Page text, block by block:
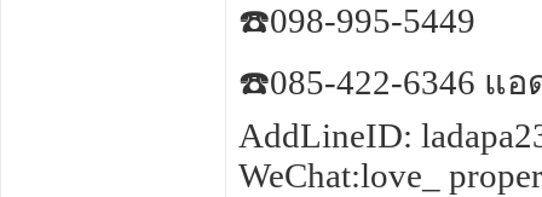
☎️098-995-5449
☎️085-422-6346 แ
AddLineID:
WeChat:love_